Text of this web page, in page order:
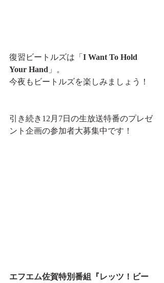
復習ビートルズは「 I Want To Hold
Your Hand 」。
今夜もビートルズを楽しみましょう！
引き続き12月7日の生放送特番のプレゼ
ント企画の参加者大募集中です！
エフエム佐賀特別番組『レッツ！ビー